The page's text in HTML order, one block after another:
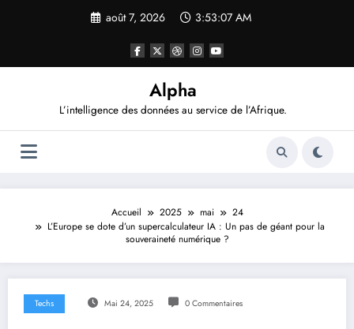
août 7, 2026 3:53:09 AM
Alpha
L’intelligence des données au service de l’Afrique.
Accueil 2025 mai
24
L’Europe se dote d’un supercalculateur IA : Un pas de géant pour la
souveraineté numérique ?
Techs Mai 24, 2025 0 Commentaires